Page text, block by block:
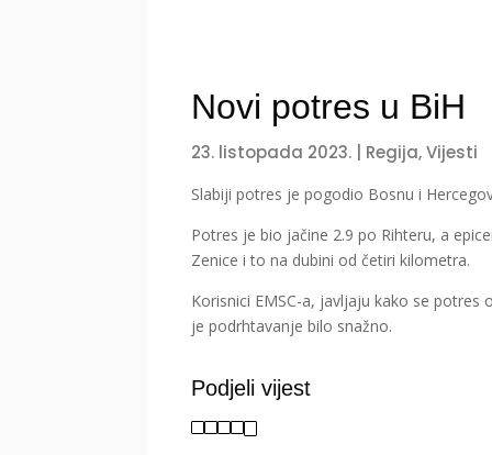
Novi potres u BiH
23. listopada 2023. Regija,Vijesti
Slabiji potres je pogodio Bosnu i
Potres je bio jačine 2.9 po Rihteru, a
Zenice i to na dubini od četiri kilometra.
Korisnici EMSC-a, javljaju kako se
je podrhtavanje bilo snažno.
Podjeli vijest